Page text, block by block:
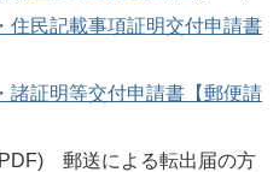
住民記載事項証明交付申請書
諸証明等交付申請書【郵便請
郵送による転出届の方